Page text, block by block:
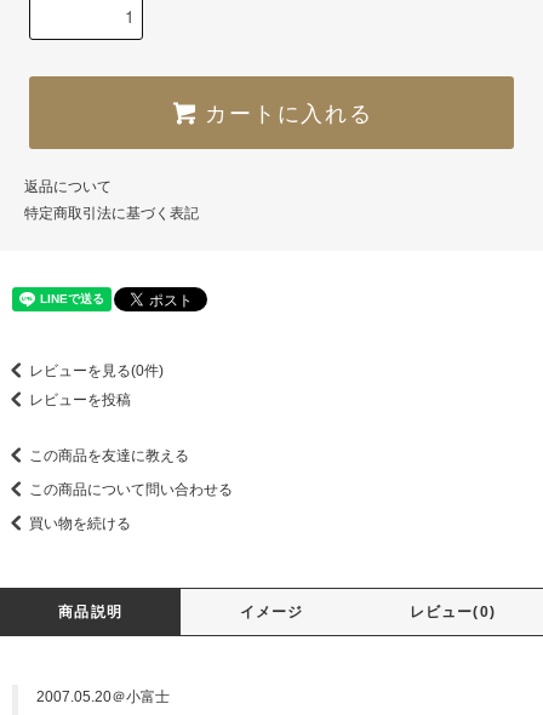
カートに入れる
返品について
特定商取引法に基づく表記
レビューを見る(0件)
レビューを投稿
この商品を友達に教える
この商品について問い合わせる
買い物を続ける
商品説明 イメージ レビュー(0)
2007.05.20＠小富士